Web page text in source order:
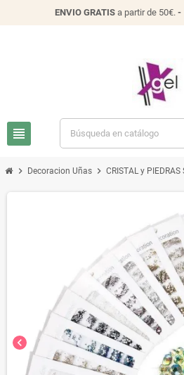
ENVIO GRATIS a partir de 50€. -
view_headline
chevron_right Decoracion Uñas chevron_right CRISTAL y PIEDRAS
chevron_left